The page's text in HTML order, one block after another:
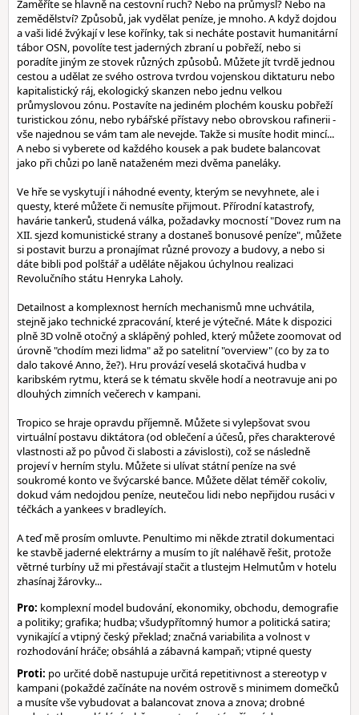
Zaměříte se hlavně na cestovní ruch? Nebo na průmysl? Nebo na
zemědělství? Způsobů, jak vydělat peníze, je mnoho. A když dojdou
a vaši lidé žvýkají v lese kořínky, tak si necháte postavit humanitární
tábor OSN, povolíte test jaderných zbraní u pobřeží, nebo si
poradíte jiným ze stovek různých způsobů. Můžete jít tvrdě jednou
cestou a udělat ze svého ostrova tvrdou vojenskou diktaturu nebo
kapitalistický ráj, ekologický skanzen nebo jednu velkou
průmyslovou zónu. Postavíte na jediném plochém kousku pobřeží
turistickou zónu, nebo rybářské přístavy nebo obrovskou rafinerii -
vše najednou se vám tam ale nevejde. Takže si musíte hodit mincí...
A nebo si vyberete od každého kousek a pak budete balancovat
jako při chůzi po laně nataženém mezi dvěma paneláky.
Ve hře se vyskytují i náhodné eventy, kterým se nevyhnete, ale i
questy, které můžete či nemusíte přijmout. Přírodní katastrofy,
havárie tankerů, studená válka, požadavky mocností "Dovez rum na
XII. sjezd komunistické strany a dostaneš bonusové peníze", můžete
si postavit burzu a pronajímat různé provozy a budovy, a nebo si
dáte bibli pod polštář a uděláte nějakou úchylnou realizaci
Revolučního státu Henryka Laholy.
Detailnost a komplexnost herních mechanismů mne uchvátila,
stejně jako technické zpracování, které je výtečné. Máte k dispozici
plně 3D volně otočný a sklápěný pohled, který můžete zoomovat od
úrovně "chodím mezi lidma" až po satelitní "overview" (co by za to
dalo takové Anno, že?). Hru provází veselá skotačivá hudba v
karibském rytmu, která se k tématu skvěle hodí a neotravuje ani po
dlouhých zimních večerech v kampani.
Tropico se hraje opravdu příjemně. Můžete si vylepšovat svou
virtuální postavu diktátora (od oblečení a účesů, přes charakterové
vlastnosti až po původ či slabosti a závislosti), což se následně
projeví v herním stylu. Můžete si ulívat státní peníze na své
soukromé konto ve švýcarské bance. Můžete dělat téměř cokoliv,
dokud vám nedojdou peníze, neutečou lidi nebo nepřijdou rusáci v
téčkách a yankees v bradleyích.
A teď mě prosím omluvte. Penultimo mi někde ztratil dokumentaci
ke stavbě jaderné elektrárny a musím to jít naléhavě řešit, protože
větrné turbíny už mi přestávají stačit a tlustejm Helmutům v hotelu
zhasínaj žárovky...
Pro: komplexní model budování, ekonomiky, obchodu, demografie
a politiky; grafika; hudba; všudypřítomný humor a politická satira;
vynikající a vtipný český překlad; značná variabilita a volnost v
rozhodování hráče; obsáhlá a zábavná kampaň; vtipné questy
Proti: po určité době nastupuje určitá repetitivnost a stereotyp v
kampani (pokaždé začínáte na novém ostrově s minimem domečků
a musíte vše vybudovat a balancovat znova a znova; drobné